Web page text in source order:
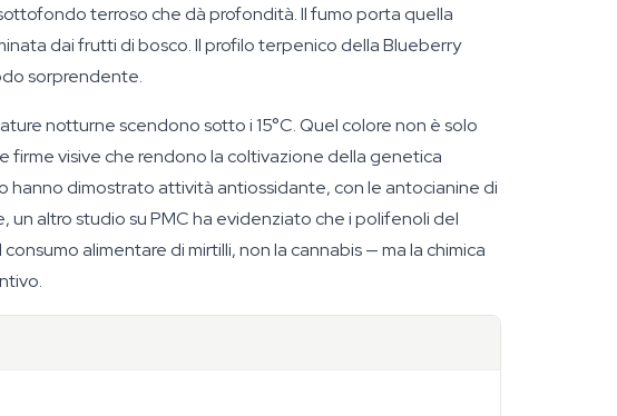
terroso che dà profondità. Il fumo porta quella
dai frutti di bosco. Il profilo terpenico della Blueberry
sorprendente.
notturne scendono sotto i 15°C. Quel colore non è solo
visive che rendono la coltivazione della genetica
hanno dimostrato attività antiossidante, con le antocianine di
altro studio su PMC ha evidenziato che i polifenoli del
alimentare di mirtilli, non la cannabis — ma la chimica